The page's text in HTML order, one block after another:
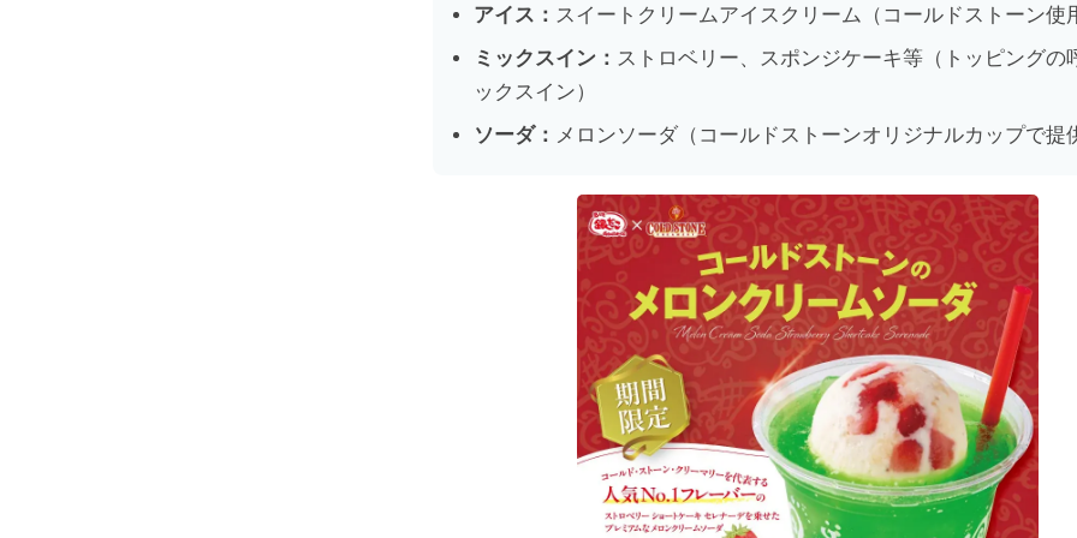
アイス： スイートクリームアイスクリーム（コールドストーン使
ミックスイン： ストロベリー、スポンジケーキ等（トッピングの
ックスイン）
ソーダ： メロンソーダ（コールドストーンオリジナルカップで提